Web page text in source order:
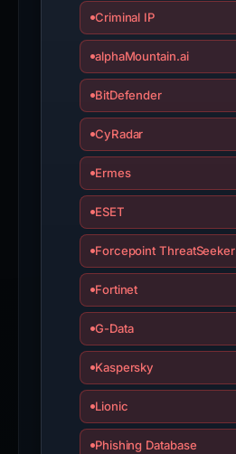
Criminal IP
alphaMountain.ai
BitDefender
CyRadar
Ermes
ESET
Forcepoint ThreatSeeker
Fortinet
G-Data
Kaspersky
Lionic
Phishing Database